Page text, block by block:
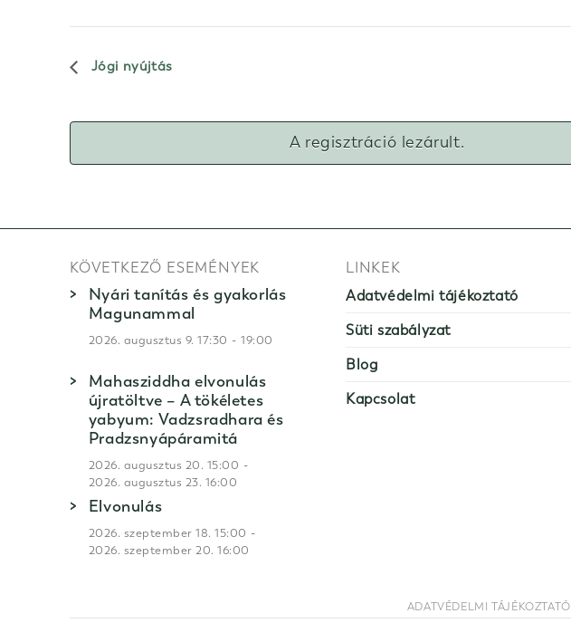
Jógi nyújtás
A regisztráció lezárult.
KÖVETKEZŐ ESEMÉNYEK
Nyári tanítás és gyakorlás
Magunammal
2026. augusztus 9. 17:30 -19:00
Mahasziddha elvonulás
újratöltve – A tökéletes
yabyum: Vadzsradhara és
Pradzsnyápáramitá
2026. augusztus 20. 15:00 -
2026. augusztus 23. 16:00
Elvonulás
2026. szeptember 18. 15:00 -
2026. szeptember 20. 16:00
LINKEK
Adatvédelmi tájékoztató
Süti szabályzat
Blog
Kapcsolat
ADATVÉDELMI TÁJÉKOZTATÓ